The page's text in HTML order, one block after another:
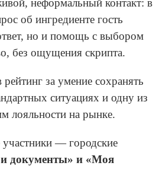
неформальный контакт: в
об ингредиенте гость
но и помощь с выбором
без ощущения скрипта.
рейтинг за умение сохранять
ситуациях и одну из
лояльности на рынке.
— городские
и «Моя